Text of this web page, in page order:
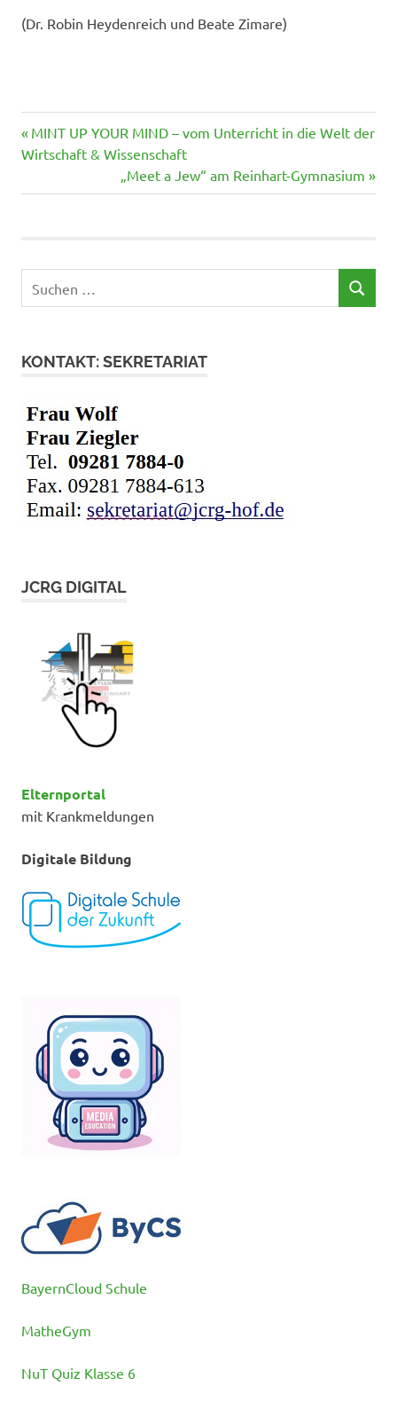
(Dr. Robin Heydenreich und Beate Zimare)
Beitragsnavigation
Vorheriger
Beitrag:
MINT UP YOUR MIND – vom Unterricht in die Welt der
Wirtschaft & Wissenschaft
Nächster
Beitrag:
„Meet a Jew“ am Reinhart-Gymnasium
nach:
SUCHEN
KONTAKT: SEKRETARIAT
JCRG DIGITAL
Elternportal
mit Krankmeldungen
Digitale Bildung
BayernCloud Schule
MatheGym
NuT Quiz Klasse 6